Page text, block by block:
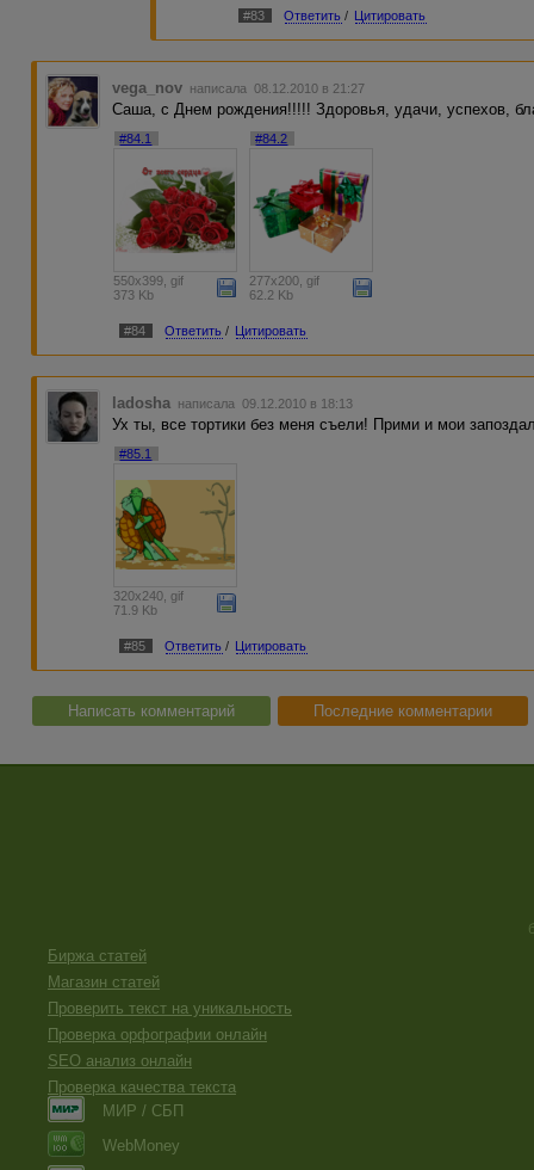
#83 Ответить / Цитировать
vega_nov написала 08.12.2010 в 21:27
Саша, с Днем рождения!!!!! Здоровья, удачи, успехов,
#84.1
550x399, gif
373 Kb
#84.2
277x200, gif
62.2 Kb
#84 Ответить / Цитировать
ladosha написала 09.12.2010 в 18:13
Ух ты, все тортики без меня съели! Прими и мои
#85.1
320x240, gif
71.9 Kb
#85 Ответить / Цитировать
Написать комментарий Последние комментарии
Биржа статей
Магазин статей
Проверить текст на уникальность
Проверка орфографии онлайн
SEO анализ онлайн
Проверка качества текста
МИР / СБП
WebMoney